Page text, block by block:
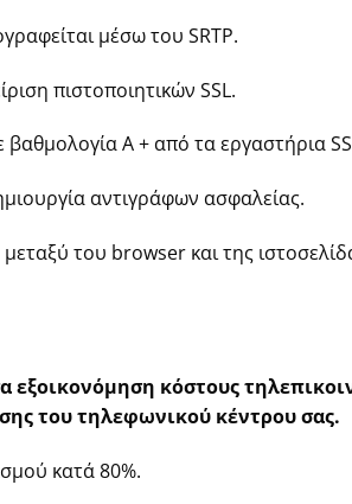
μέσω του SRTP.
πιστοποιητικών SSL.
A + από τα εργαστήρια
αντιγράφων ασφαλείας.
του browser και της
εξοικονόμηση κόστους
του τηλεφωνικού κέντρου σας.
κατά 80%.